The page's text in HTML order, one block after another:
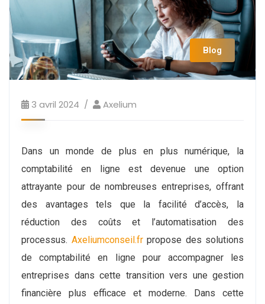
Blog
3 avril 2024 Axelium
Dans un monde de plus en plus numérique, la
comptabilité en ligne est devenue une option
attrayante pour de nombreuses entreprises, offrant
des avantages tels que la facilité d’accès, la
réduction des coûts et l’automatisation des
processus. Axeliumconseil.frpropose des solutions
de comptabilité en ligne pour accompagner les
entreprises dans cette transition vers une gestion
financière plus efficace et moderne. Dans cette